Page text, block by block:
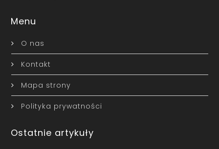
Menu
O nas
Kontakt
Mapa strony
Polityka prywatności
Ostatnie artykuły